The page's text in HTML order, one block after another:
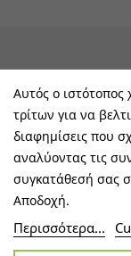
E-Shop
Τα Οφέλη Σας Μαζί
Ακολουθήστε Μας
Αυτός ο ιστότοπος
τρίτων για να
διαφημίσεις που
αναλύοντας τις
συγκατάθεσή σας
Αποδοχή.
Περισσότερα...